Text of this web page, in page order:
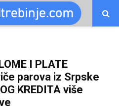
I PLATE
parova iz Srpske
KREDITA više